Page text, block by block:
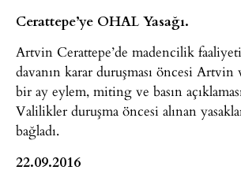
Cerattepe’ye OHAL Yasağı.
Artvin Cerattepe’de madencilik
davanın karar duruşması öncesi
bir ay eylem, miting ve basın
Valilikler duruşma öncesi alınan
bağladı.
22.09.2016